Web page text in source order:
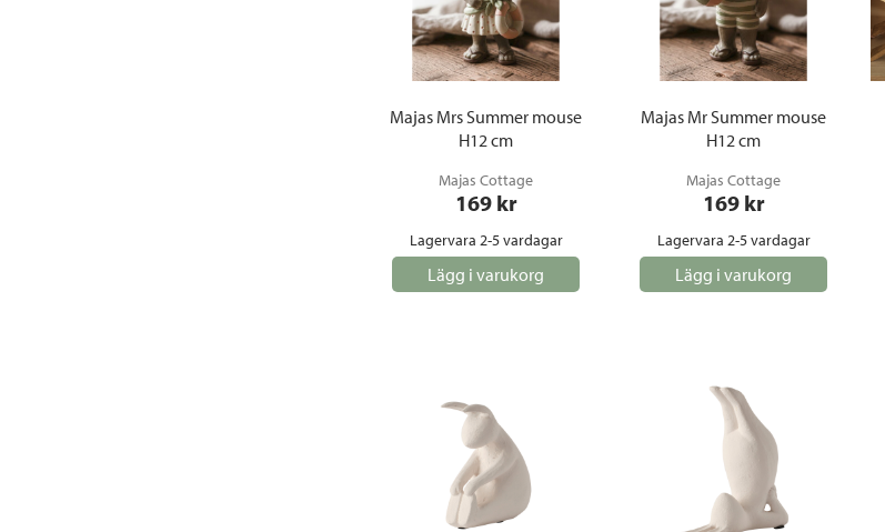
Majas Mrs Summer mouse
H12 cm
Majas Cottage
169 kr
Lagervara 2-5 vardagar
Lägg i varukorg
Majas Mr Summer mouse
H12 cm
Majas Cottage
169 kr
Lagervara 2-5 vardagar
Lägg i varukorg